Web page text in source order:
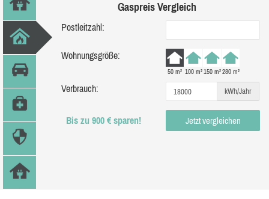
Gaspreis Vergleich
Postleitzahl:
Wohnungsgröße:
50 m² 100 m²150 m²280 m²
Verbrauch: kWh/Jahr
Bis zu 900 € sparen! Jetzt vergleichen